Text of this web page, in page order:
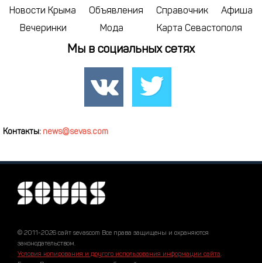
Новости Крыма Объявления Справочник
Афиша
Вечеринки
Мода Карта Севастополя
Мы в социальных сетях
Контакты: news@sevas.com
© 2011-2026 сайт sevascom Все права защищены и охраняются
законодательством.
Условия копирования и другого использования информации сайта.